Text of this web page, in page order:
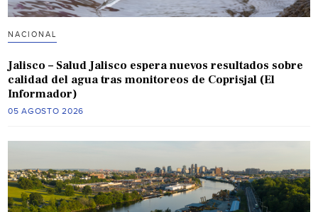
NACIONAL
Jalisco – Salud Jalisco espera nuevos resultados sobre
calidad del agua tras monitoreos de Coprisjal (El
Informador)
05 AGOSTO 2026